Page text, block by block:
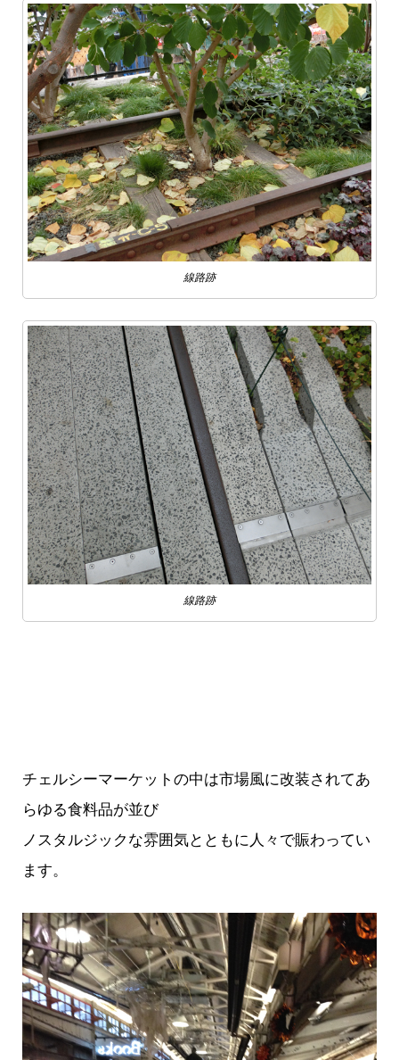
線路跡
線路跡
チェルシーマーケットの中は市場風に改装されてあ
らゆる食料品が並び
ノスタルジックな雰囲気とともに人々で賑わってい
ます。